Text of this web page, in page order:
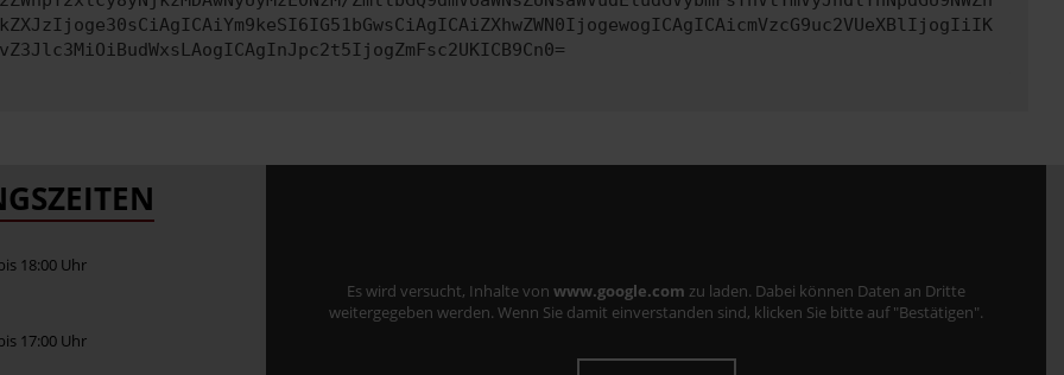
18:00 Uhr
17:00 Uhr
Es wird versucht, Inhalte von www.google.com zu laden. Dabei können Daten an Dritte
weitergegeben werden. Wenn Sie damit einverstanden sind, klicken Sie bitte auf "Bestätigen".